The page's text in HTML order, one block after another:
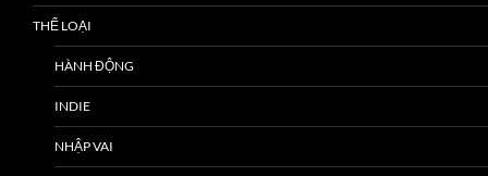
THỂ LOẠI
HÀNH ĐỘNG
INDIE
NHẬP VAI